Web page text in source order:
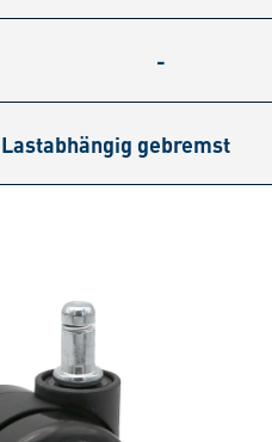
-
Lastabhängig gebremst